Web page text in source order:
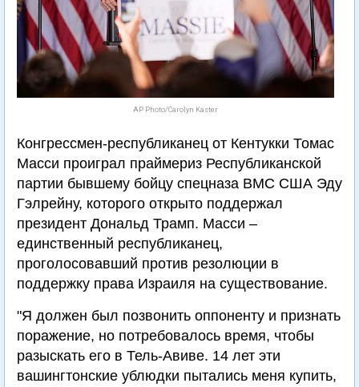
AP Photo/Carolyn Kaster
Конгрессмен-республиканец от Кентукки Томас
Масси проиграл праймериз Республиканской
партии бывшему бойцу спецназа ВМС США Эду
Гэлрейну, которого открыто поддержал
президент Дональд Трамп. Масси –
единственный республиканец,
проголосовавший против резолюции в
поддержку права Израиля на существование.
"Я должен был позвонить оппоненту и признать
поражение, но потребовалось время, чтобы
разыскать его в Тель-Авиве. 14 лет эти
вашингтонские ублюдки пытались меня купить,